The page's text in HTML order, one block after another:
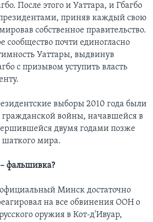
После этого и Уаттара, и Гбагбо
приняв каждый свою
собственное правительство.
почти единогласно
Уаттары, выдвинув
с призывом уступить власть
выборы 2010 года были
войны, начавшейся в
двумя годами позже
шаткого мира.
фальшивка?
Минск достаточно
на все обвинения ООН о
оружия в Кот-д'Ивуар,